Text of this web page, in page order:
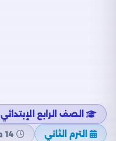
الصف الرابع الإبتدائي
الترم الثاني
14 مايو 2025